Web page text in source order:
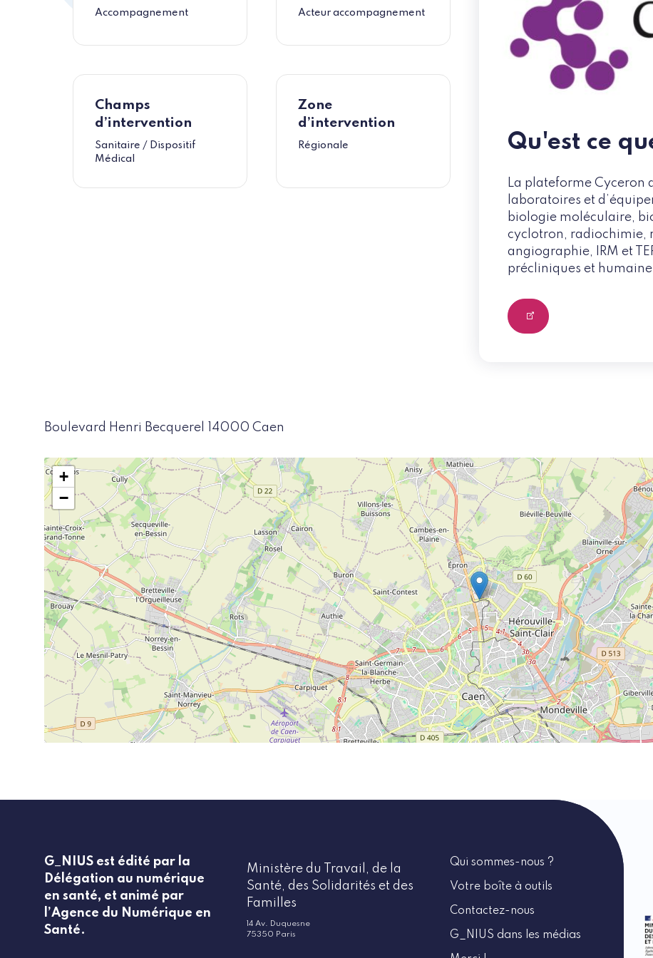
Accompagnement Acteur accompagnement
Champs
d’intervention
Sanitaire / Dispositif
Médical
Zone
d’intervention
Régionale Qu'est ce
La plateforme Cyceron
laboratoires et
biologie moléculaire,
cyclotron, radiochimie,
angiographie, IRM et
précliniques et
Boulevard Henri Becquerel 14000 Caen
+
−
G_NIUS est édité par la
Délégation au numérique
en santé, et animé par
l’Agence du Numérique en
Santé.
Ministère du Travail, de la
Santé, des Solidarités et des
Familles
14 Av. Duquesne
75350 Paris
Qui sommes-nous ?
Votre boîte à outils
Contactez-nous
G_NIUS dans les médias